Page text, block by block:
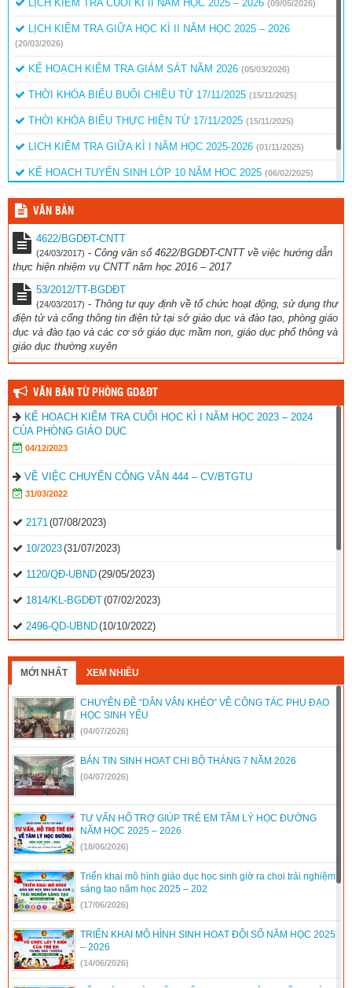
ở(10/08/2023)
LỊCH KIỂM TRA CUỐI KÌ II NĂM HỌC 2025 – 2026 (09/05/2026)
LỊCH KIỂM TRA GIỮA HỌC KÌ II NĂM HỌC 2025 – 2026
(20/03/2026)
KẾ HOẠCH KIỂM TRA GIÁM SÁT NĂM 2026 (05/03/2026)
THỜI KHÓA BIỂU BUỔI CHIỀU TỪ 17/11/2025 (15/11/2025)
THỜI KHÓA BIỂU THỰC HIỆN TỪ 17/11/2025 (15/11/2025)
LICH KIỂM TRA GIỮA KÌ I NĂM HỌC 2025-2026 (01/11/2025)
KẾ HOẠCH TUYỂN SINH LỚP 10 NĂM HỌC 2025 (06/02/2025)
QUYẾT ĐỊNH BỎ SUNG KINH PHÍ KHEN THƯỞNG (15/01/2025)
VĂN BẢN
4622/BGDĐT-CNTT
(24/03/2017) - Công văn số 4622/BGDĐT-CNTT về việc hướng dẫn
thực hiện nhiệm vụ CNTT năm học 2016 – 2017
53/2012/TT-BGDĐT
(24/03/2017) - Thông tư quy định về tổ chức hoạt động, sử dụng thư
điện tử và cổng thông tin điện tử tại sở giáo dục và đào tạo, phòng giáo
dục và đào tạo và các cơ sở giáo dục mầm non, giáo dục phổ thông và
giáo dục thường xuyên
VĂN BẢN TỪ PHÒNG GD&ĐT
KẾ HOẠCH KIỂM TRA CUỐI HỌC KÌ I NĂM HỌC 2023 – 2024
CỦA PHÒNG GIÁO DỤC
04/12/2023
VỀ VIỆC CHUYỂN CÔNG VĂN 444 – CV/BTGTU
31/03/2022
2171 (07/08/2023)
10/2023(31/07/2023)
1120/QĐ-UBND(29/05/2023)
1814/KL-BGDĐT(07/02/2023)
2496-QD-UBND(10/10/2022)
2494-QD-UBND(10/10/2022)
888/TB-UBND(31/08/2022)
2397/QĐ-UBND(26/08/2022)
31/2022/NQ-HĐND (16/08/2022)
MỚI NHẤT XEM NHIỀU
CHUYÊN ĐỀ “DÂN VẬN KHÉO” VỀ CÔNG TÁC PHỤ ĐẠO
HỌC SINH YẾU
(04/07/2026)
BẢN TIN SINH HOẠT CHI BỘ THÁNG 7 NĂM 2026
(04/07/2026)
TƯ VẤN HỔ TRỢ GIÚP TRẺ EM TÂM LÝ HỌC ĐƯỜNG
NĂM HỌC 2025 – 2026
(18/06/2026)
Triển khai mô hình giáo dục học sinh giờ ra choi trải nghiệm
sáng tạo năm học 2025 – 202
(17/06/2026)
TRIỂN KHAI MÔ HÌNH SINH HOẠT ĐỘI SỐ NĂM HỌC 2025
– 2026
(14/06/2026)